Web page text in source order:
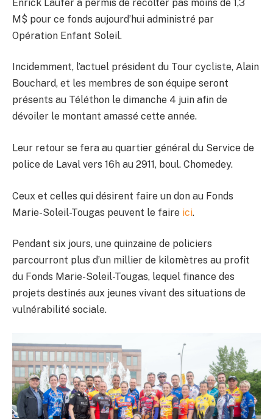
Enrick Laufer a permis de récolter pas moins de 1,3
M$ pour ce fonds aujourd’hui administré par
Opération Enfant Soleil.
Incidemment, l’actuel président du Tour cycliste, Alain
Bouchard, et les membres de son équipe seront
présents au Téléthon le dimanche 4 juin afin de
dévoiler le montant amassé cette année.
Leur retour se fera au quartier général du Service de
police de Laval vers 16h au 2911, boul. Chomedey.
Ceux et celles qui désirent faire un don au Fonds
Marie-Soleil-Tougas peuvent le faire ici.
Pendant six jours, une quinzaine de policiers
parcourront plus d’un millier de kilomètres au profit
du Fonds Marie-Soleil-Tougas, lequel finance des
projets destinés aux jeunes vivant des situations de
vulnérabilité sociale.